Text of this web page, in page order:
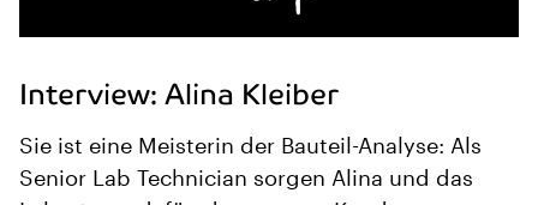
Interview: Alina Kleiber
Sie ist eine Meisterin der Bauteil-Analyse: Als
Senior Lab Technician sorgen Alina und das